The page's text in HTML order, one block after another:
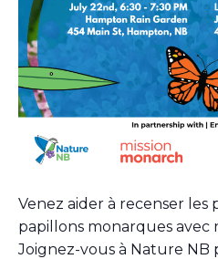
Venez aider à recenser les
papillons monarques avec
Joignez-vous à Nature NB